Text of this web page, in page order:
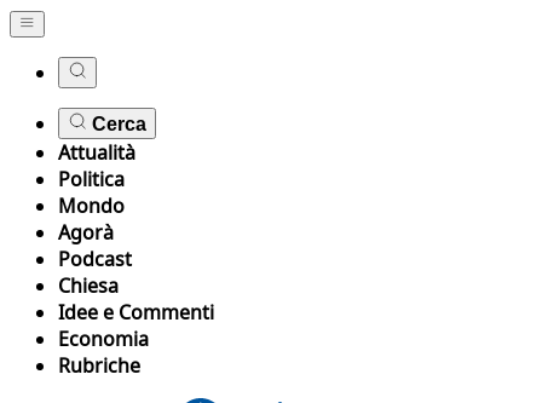
Cerca
Attualità
Politica
Mondo
Agorà
Podcast
Chiesa
Idee e Commenti
Economia
Rubriche